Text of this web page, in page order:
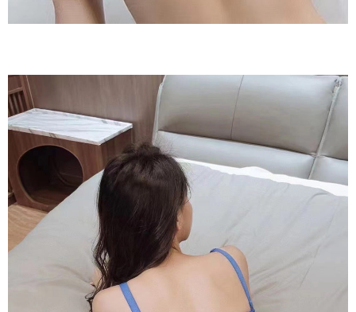
４．使用「AFTEE先享後付」時，將依據個別帳號之用戶狀況，依本公司即
恩沛科技股份有限公司將有權停止該用戶之使用額度並採取法律行動。
每筆NT$120，滿NT$2,000(含以上)免運費